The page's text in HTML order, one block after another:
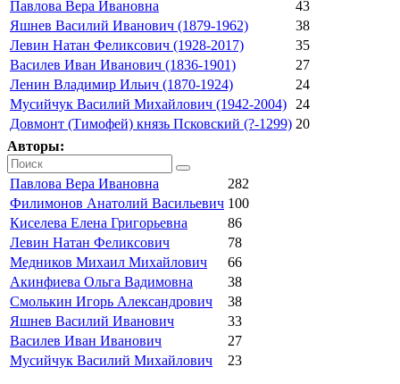
Павлова Вера Ивановна
43
Яшнев Василий Иванович (1879-1962)
38
Левин Натан Феликсович (1928-2017)
35
Василев Иван Иванович (1836-1901)
27
Ленин Владимир Ильич (1870-1924)
24
Мусийчук Василий Михайлович (1942-2004)
24
Довмонт (Тимофей) князь Псковский (?-1299) 20
Авторы:
Павлова Вера Ивановна
282
Филимонов Анатолий Васильевич 100
Киселева Елена Григорьевна
86
Левин Натан Феликсович
78
Медников Михаил Михайлович
66
Акинфиева Ольга Вадимовна
38
Смолькин Игорь Александрович
38
Яшнев Василий Иванович
33
Василев Иван Иванович
27
Мусийчук Василий Михайлович
23